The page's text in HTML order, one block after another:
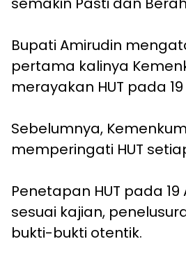
Bupati Amirudin
pertama kalinya
merayakan HUT pada
Sebelumnya,
memperingati HUT
Penetapan HUT pada
sesuai kajian,
bukti-bukti otentik.